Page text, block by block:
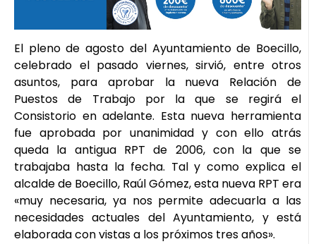
El pleno de agosto del Ayuntamiento de Boecillo,
celebrado el pasado viernes, sirvió, entre otros
asuntos, para aprobar la nueva Relación de
Puestos de Trabajo por la que se regirá el
Consistorio en adelante. Esta nueva herramienta
fue aprobada por unanimidad y con ello atrás
queda la antigua RPT de 2006, con la que se
trabajaba hasta la fecha. Tal y como explica el
alcalde de Boecillo, Raúl Gómez, esta nueva RPT era
«muy necesaria, ya nos permite adecuarla a las
necesidades actuales del Ayuntamiento, y está
elaborada con vistas a los próximos tres años».